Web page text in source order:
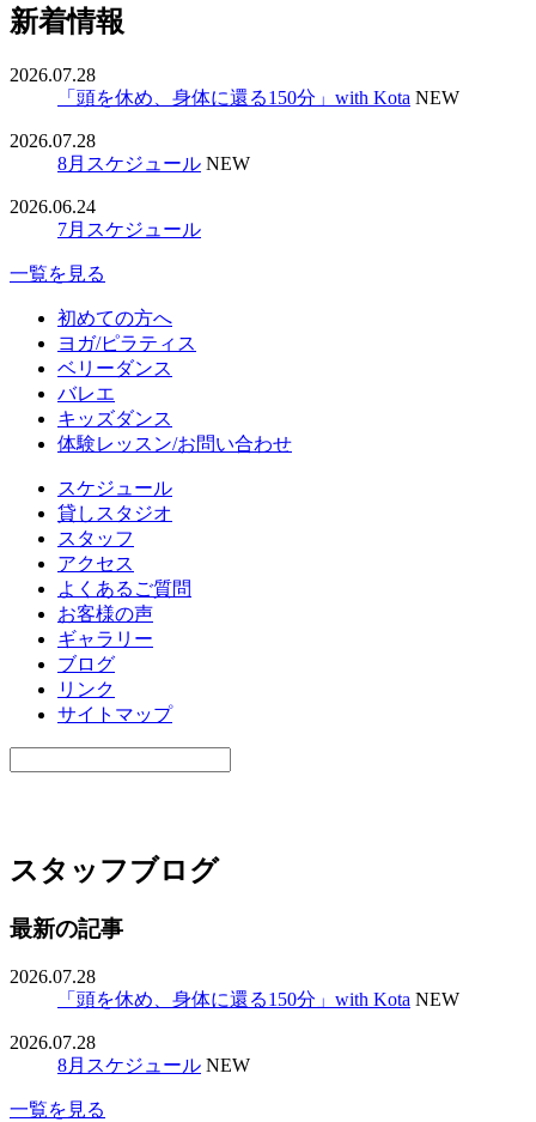
新着情報
2026.07.28
「頭を休め、身体に還る150分」with Kota NEW
2026.07.28
8月スケジュール NEW
2026.06.24
7月スケジュール
一覧を見る
初めての方へ
ヨガ/ピラティス
ベリーダンス
バレエ
キッズダンス
体験レッスン/お問い合わせ
スケジュール
貸しスタジオ
スタッフ
アクセス
よくあるご質問
お客様の声
ギャラリー
ブログ
リンク
サイトマップ
スタッフブログ
最新の記事
2026.07.28
「頭を休め、身体に還る150分」with Kota NEW
2026.07.28
8月スケジュール NEW
一覧を見る